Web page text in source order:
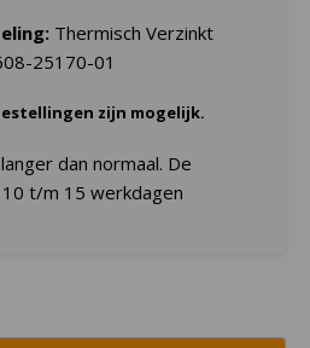
Thermisch Verzinkt
25170-01
zijn mogelijk.
dan normaal. De
t/m 15 werkdagen